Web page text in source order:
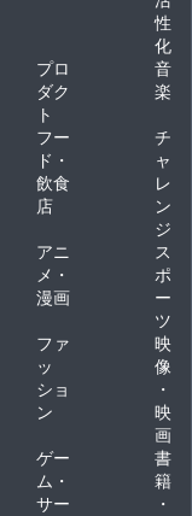
性
化
プロ
ダク
ト
音
楽
フー
ド・
飲食
店
チ
ャ
レ
ン
ジ
アニ
メ・
漫画
ス
ポ
ー
ツ
ファ
ッ
ショ
ン
映
像
・
映
画
ゲー
ム・
サー
書
籍
・